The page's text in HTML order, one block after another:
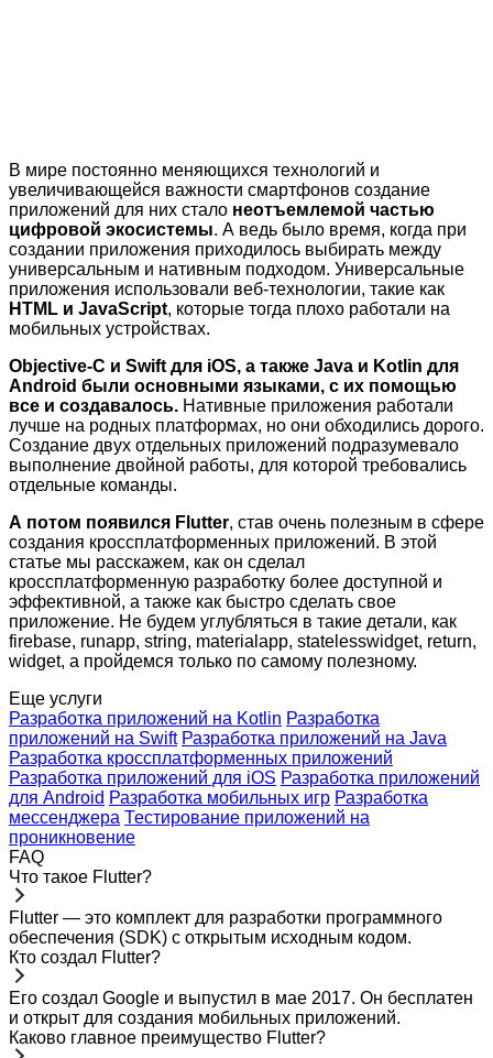
В мире постоянно меняющихся технологий и
увеличивающейся важности смартфонов создание
приложений для них стало неотъемлемой частью
цифровой экосистемы. А ведь было время, когда при
создании приложения приходилось выбирать между
универсальным и нативным подходом. Универсальные
приложения использовали веб-технологии, такие как
HTML и JavaScript, которые тогда плохо работали на
мобильных устройствах.
Objective-C и Swift для iOS, а также Java и Kotlin для
Android были основными языками, с их помощью
все и создавалось. Нативные приложения работали
лучше на родных платформах, но они обходились дорого.
Создание двух отдельных приложений подразумевало
выполнение двойной работы, для которой требовались
отдельные команды.
А потом появился Flutter, став очень полезным в сфере
создания кроссплатформенных приложений. В этой
статье мы расскажем, как он сделал
кроссплатформенную разработку более доступной и
эффективной, а также как быстро сделать свое
приложение. Не будем углубляться в такие детали, как
firebase, runapp, string, materialapp, statelesswidget, return,
widget, а пройдемся только по самому полезному.
Еще услуги
Разработка приложений на Kotlin Разработка
приложений на Swift Разработка приложений на Java
Разработка кроссплатформенных приложений
Разработка приложений для iOS Разработка приложений
для Android Разработка мобильных игр Разработка
мессенджера Тестирование приложений на
проникновение
FAQ
Что такое Flutter?
Flutter — это комплект для разработки программного
обеспечения (SDK) с открытым исходным кодом.
Кто создал Flutter?
Его создал Google и выпустил в мае 2017. Он бесплатен
и открыт для создания мобильных приложений.
Каково главное преимущество Flutter?